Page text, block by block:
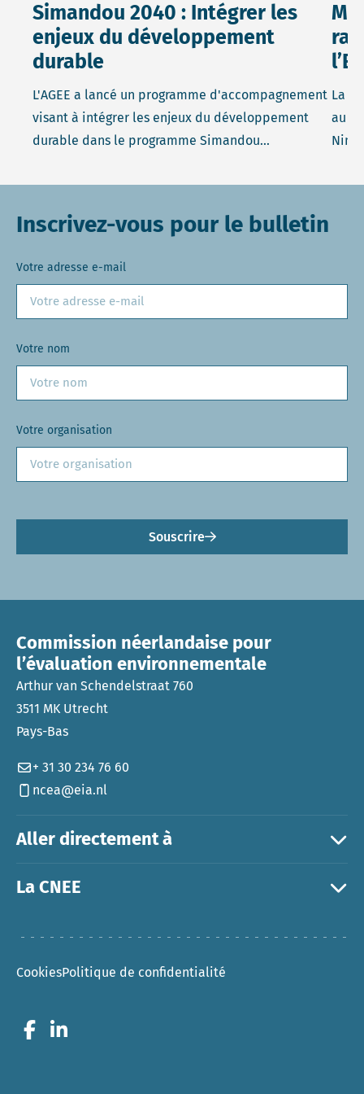
Simandou 2040 : Intégrer les
enjeux du développement
durable
L'AGEE a lancé un programme d'accompagnement
visant à intégrer les enjeux du développement
durable dans le programme Simandou...
La
au
Inscrivez-vous pour le bulletin
Votre adresse e-mail
Votre nom
Votre organisation
Souscrire
Aller directement à
La CNEE
Commission néerlandaise pour
l’évaluation environnementale
Arthur van Schendelstraat 760
3511 MK Utrecht
Pays-Bas
+ 31 30 234 76 60
ncea@eia.nl
CookiesPolitique de confidentialité
Go to Facebook
Go to LinkedIn